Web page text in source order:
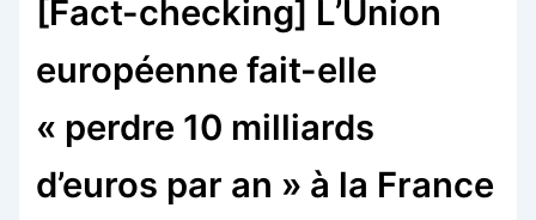
[Fact-checking] L’Union
européenne fait-elle
« perdre 10 milliards
d’euros par an » à la France